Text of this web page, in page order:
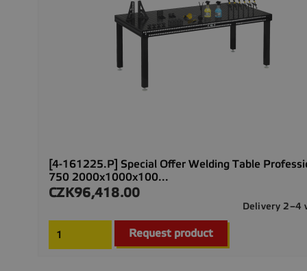
[4-161225.P] Special Offer Welding Table
750 2000x1000x100...
Price
CZK96,418.00
Delivery 2–4
Request product